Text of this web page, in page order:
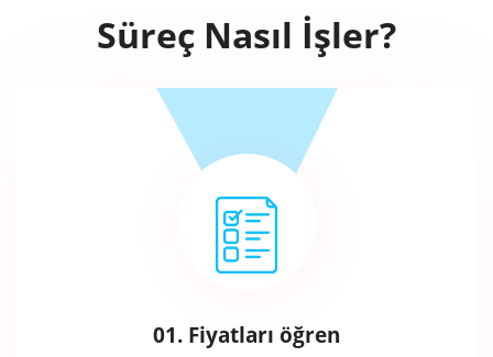
Süreç Nasıl İşler?
01. Fiyatları öğren